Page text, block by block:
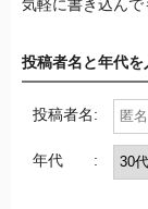
気軽に書き込んで
投稿者名と年代
投稿者名:
年代 :